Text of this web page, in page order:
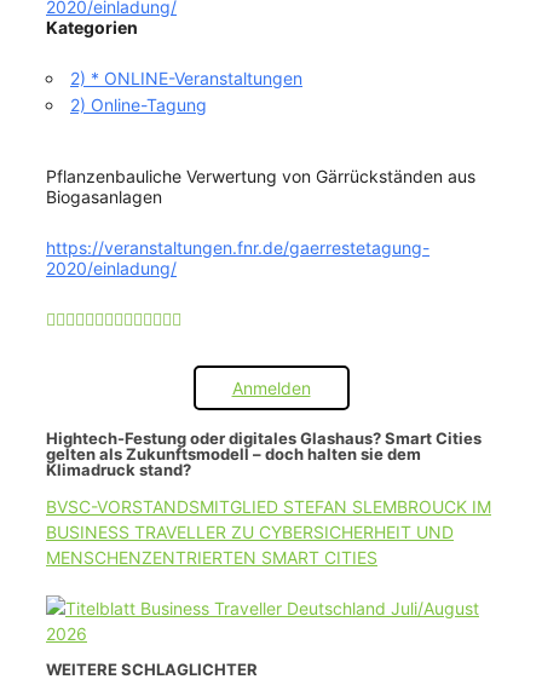
2020/einladung/
Kategorien
2) * ONLINE-Veranstaltungen
2) Online-Tagung
Pflanzenbauliche Verwertung von Gärrückständen aus
Biogasanlagen
https://veranstaltungen.fnr.de/gaerrestetagung-
2020/einladung/
Anmelden
Hightech-Festung oder digitales Glashaus? Smart Cities
gelten als Zukunftsmodell – doch halten sie dem
Klimadruck stand?
BVSC-VORSTANDSMITGLIED STEFAN SLEMBROUCK IM
BUSINESS TRAVELLER ZU CYBERSICHERHEIT UND
MENSCHENZENTRIERTEN SMART CITIES
WEITERE SCHLAGLICHTER